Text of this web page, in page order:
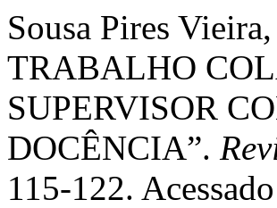
Sousa Pires
TRABALHO
SUPERVISOR
DOCÊNCIA”.
115-122.